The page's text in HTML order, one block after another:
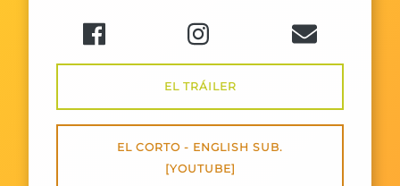
EL TRÁILER
EL CORTO - ENGLISH SUB.
[YOUTUBE]